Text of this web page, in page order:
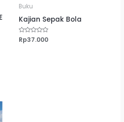
Buku
Kajian Sepak Bola
Dinilai
0
Rp37.000